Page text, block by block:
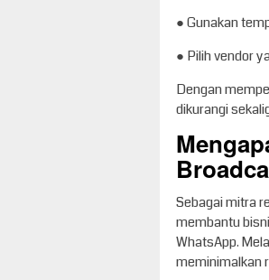
● Gunakan
● Pilih vendor
Dengan
dikurangi
Sebagai mitra
membantu
WhatsApp.
meminimalkan